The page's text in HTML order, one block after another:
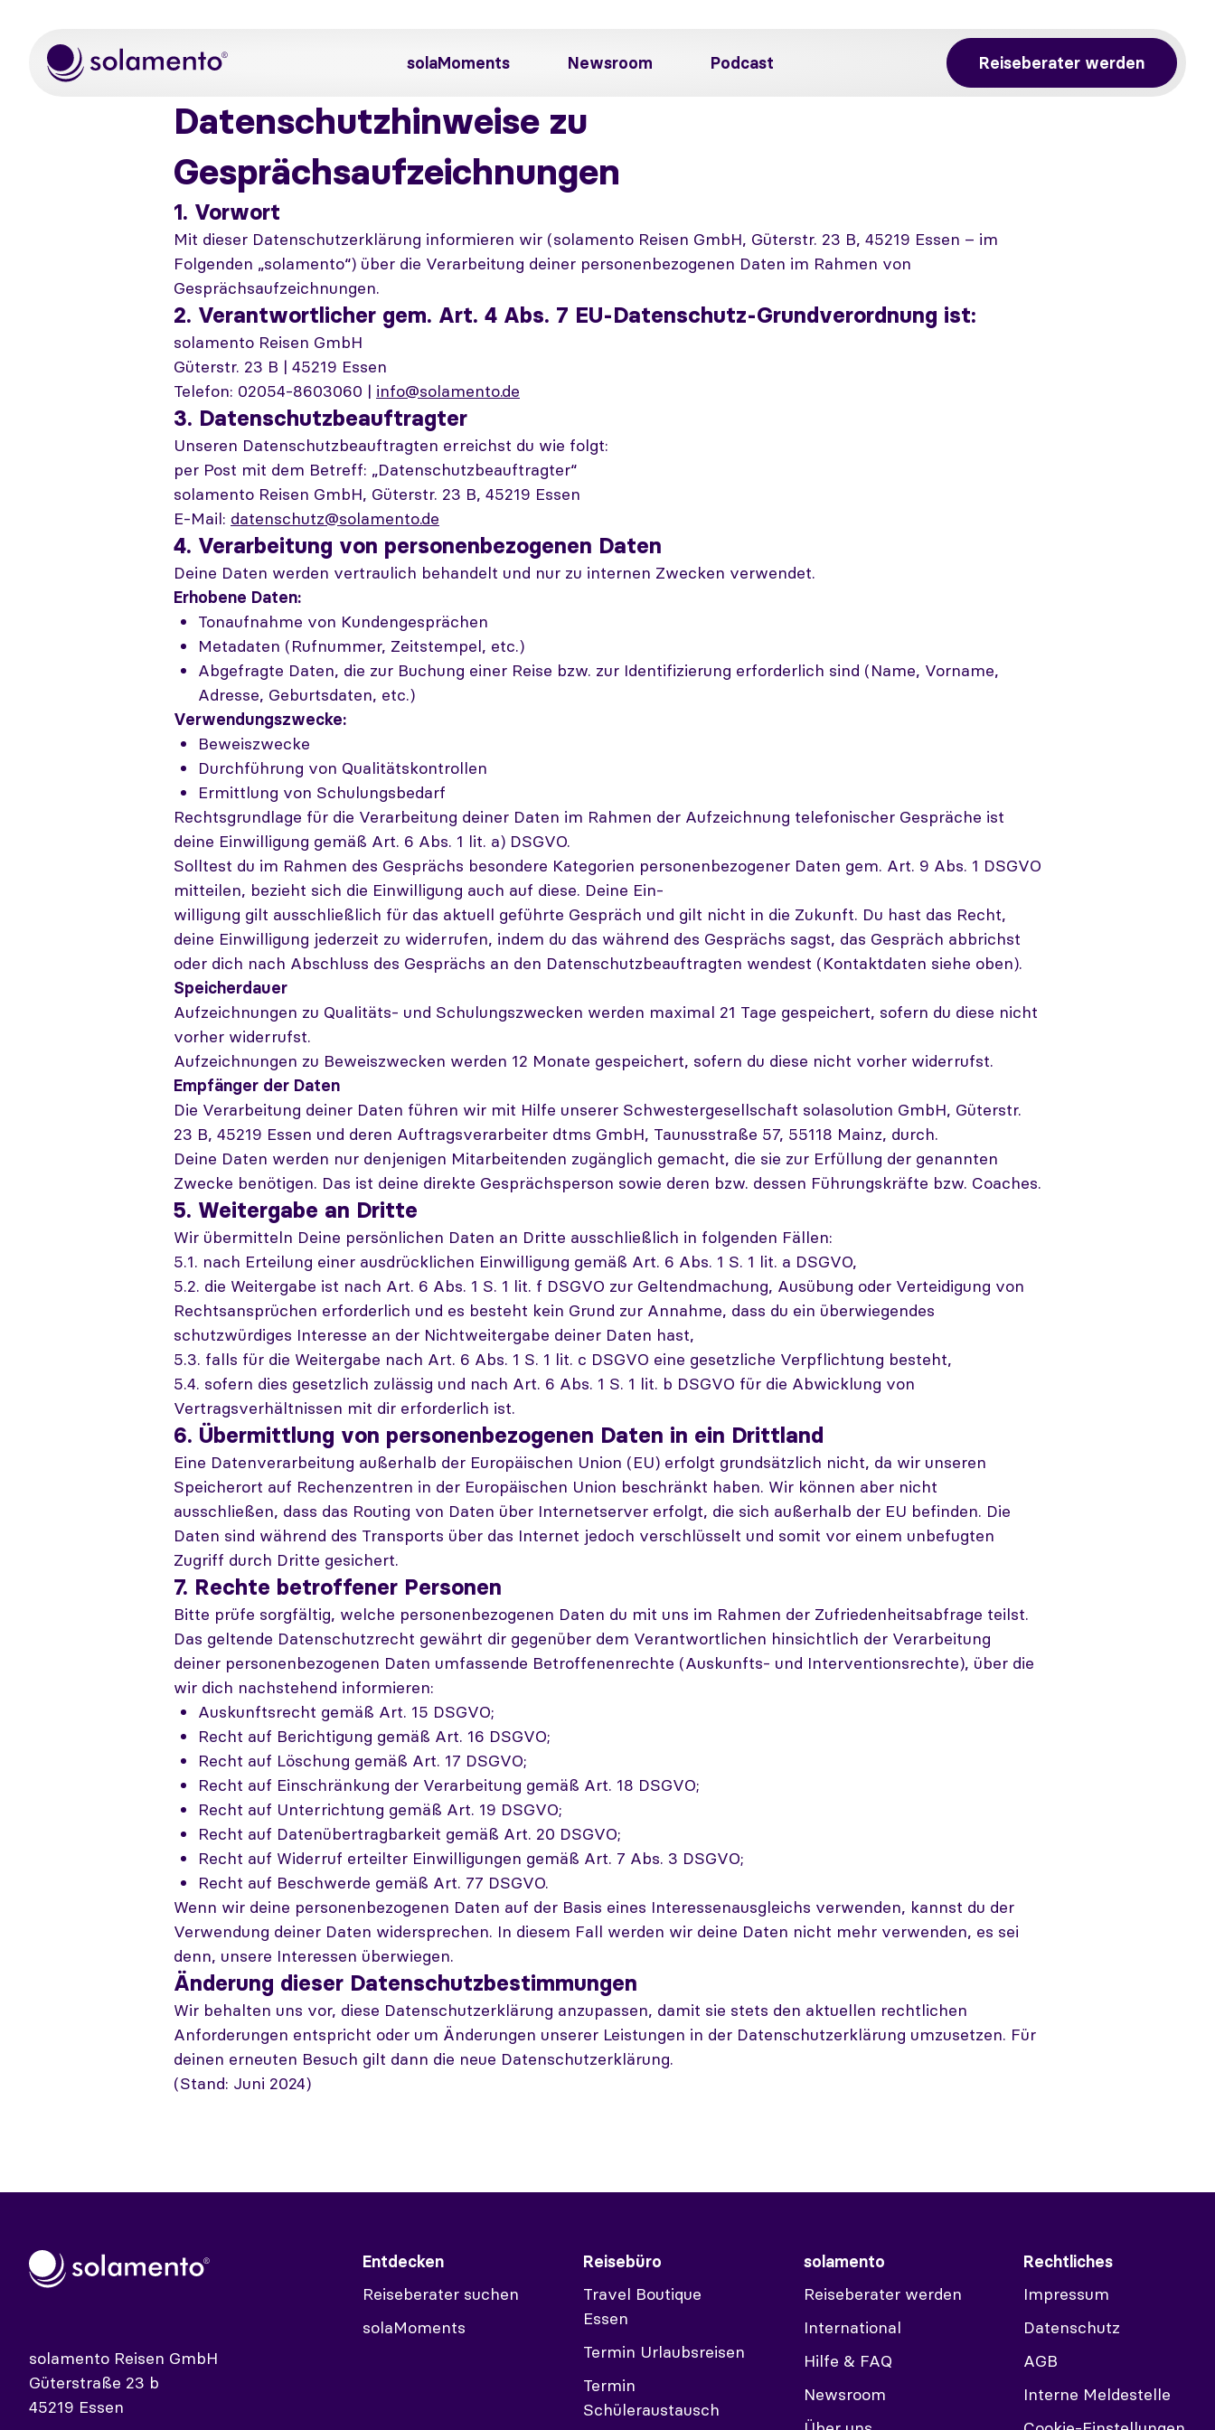
solaMoments Newsroom Podcast Reiseberater werden
Datenschutzhinweise zu
Gesprächsaufzeichnungen
1. Vorwort
Mit dieser Datenschutzerklärung informieren wir (solamento Reisen GmbH, Güterstr. 23 B, 45219 Essen – im
Folgenden „solamento“) über die Verarbeitung deiner personenbezogenen Daten im Rahmen von
Gesprächsaufzeichnungen.
2. Verantwortlicher gem. Art. 4 Abs. 7 EU-Datenschutz-Grundverordnung ist:
solamento Reisen GmbH
Güterstr. 23 B | 45219 Essen
Telefon: 02054-8603060 | info@solamento.de
3. Datenschutzbeauftragter
Unseren Datenschutzbeauftragten erreichst du wie folgt:
per Post mit dem Betreff: „Datenschutzbeauftragter“
solamento Reisen GmbH, Güterstr. 23 B, 45219 Essen
E-Mail: datenschutz@solamento.de
4. Verarbeitung von personenbezogenen Daten
Deine Daten werden vertraulich behandelt und nur zu internen Zwecken verwendet.
Erhobene Daten:
Tonaufnahme von Kundengesprächen
Metadaten (Rufnummer, Zeitstempel, etc.)
Abgefragte Daten, die zur Buchung einer Reise bzw. zur Identifizierung erforderlich sind (Name, Vorname,
Adresse, Geburtsdaten, etc.)
Verwendungszwecke:
Beweiszwecke
Durchführung von Qualitätskontrollen
Ermittlung von Schulungsbedarf
Rechtsgrundlage für die Verarbeitung deiner Daten im Rahmen der Aufzeichnung telefonischer Gespräche ist
deine Einwilligung gemäß Art. 6 Abs. 1 lit. a) DSGVO.
Solltest du im Rahmen des Gesprächs besondere Kategorien personenbezogener Daten gem. Art. 9 Abs. 1 DSGVO
mitteilen, bezieht sich die Einwilligung auch auf diese. Deine Ein-
willigung gilt ausschließlich für das aktuell geführte Gespräch und gilt nicht in die Zukunft. Du hast das Recht,
deine Einwilligung jederzeit zu widerrufen, indem du das während des Gesprächs sagst, das Gespräch abbrichst
oder dich nach Abschluss des Gesprächs an den Datenschutzbeauftragten wendest (Kontaktdaten siehe oben).
Speicherdauer
Aufzeichnungen zu Qualitäts- und Schulungszwecken werden maximal 21 Tage gespeichert, sofern du diese nicht
vorher widerrufst.
Aufzeichnungen zu Beweiszwecken werden 12 Monate gespeichert, sofern du diese nicht vorher widerrufst.
Empfänger der Daten
Die Verarbeitung deiner Daten führen wir mit Hilfe unserer Schwestergesellschaft solasolution GmbH, Güterstr.
23 B, 45219 Essen und deren Auftragsverarbeiter dtms GmbH, Taunusstraße 57, 55118 Mainz, durch.
Deine Daten werden nur denjenigen Mitarbeitenden zugänglich gemacht, die sie zur Erfüllung der genannten
Zwecke benötigen. Das ist deine direkte Gesprächsperson sowie deren bzw. dessen Führungskräfte bzw. Coaches.
5. Weitergabe an Dritte
Wir übermitteln Deine persönlichen Daten an Dritte ausschließlich in folgenden Fällen:
5.1. nach Erteilung einer ausdrücklichen Einwilligung gemäß Art. 6 Abs. 1 S. 1 lit. a DSGVO,
5.2. die Weitergabe ist nach Art. 6 Abs. 1 S. 1 lit. f DSGVO zur Geltendmachung, Ausübung oder Verteidigung von
Rechtsansprüchen erforderlich und es besteht kein Grund zur Annahme, dass du ein überwiegendes
schutzwürdiges Interesse an der Nichtweitergabe deiner Daten hast,
5.3. falls für die Weitergabe nach Art. 6 Abs. 1 S. 1 lit. c DSGVO eine gesetzliche Verpflichtung besteht,
5.4. sofern dies gesetzlich zulässig und nach Art. 6 Abs. 1 S. 1 lit. b DSGVO für die Abwicklung von
Vertragsverhältnissen mit dir erforderlich ist.
6. Übermittlung von personenbezogenen Daten in ein Drittland
Eine Datenverarbeitung außerhalb der Europäischen Union (EU) erfolgt grundsätzlich nicht, da wir unseren
Speicherort auf Rechenzentren in der Europäischen Union beschränkt haben. Wir können aber nicht
ausschließen, dass das Routing von Daten über Internetserver erfolgt, die sich außerhalb der EU befinden. Die
Daten sind während des Transports über das Internet jedoch verschlüsselt und somit vor einem unbefugten
Zugriff durch Dritte gesichert.
7. Rechte betroffener Personen
Bitte prüfe sorgfältig, welche personenbezogenen Daten du mit uns im Rahmen der Zufriedenheitsabfrage teilst.
Das geltende Datenschutzrecht gewährt dir gegenüber dem Verantwortlichen hinsichtlich der Verarbeitung
deiner personenbezogenen Daten umfassende Betroffenenrechte (Auskunfts- und Interventionsrechte), über die
wir dich nachstehend informieren:
Auskunftsrecht gemäß Art. 15 DSGVO;
Recht auf Berichtigung gemäß Art. 16 DSGVO;
Recht auf Löschung gemäß Art. 17 DSGVO;
Recht auf Einschränkung der Verarbeitung gemäß Art. 18 DSGVO;
Recht auf Unterrichtung gemäß Art. 19 DSGVO;
Recht auf Datenübertragbarkeit gemäß Art. 20 DSGVO;
Recht auf Widerruf erteilter Einwilligungen gemäß Art. 7 Abs. 3 DSGVO;
Recht auf Beschwerde gemäß Art. 77 DSGVO.
Wenn wir deine personenbezogenen Daten auf der Basis eines Interessenausgleichs verwenden, kannst du der
Verwendung deiner Daten widersprechen. In diesem Fall werden wir deine Daten nicht mehr verwenden, es sei
denn, unsere Interessen überwiegen.
Änderung dieser Datenschutzbestimmungen
Wir behalten uns vor, diese Datenschutzerklärung anzupassen, damit sie stets den aktuellen rechtlichen
Anforderungen entspricht oder um Änderungen unserer Leistungen in der Datenschutzerklärung umzusetzen. Für
deinen erneuten Besuch gilt dann die neue Datenschutzerklärung.
(Stand: Juni 2024)
solamento Reisen GmbH
Güterstraße 23 b
45219 Essen
Entdecken
Reiseberater suchen
solaMoments
Reisebüro
Travel Boutique
Essen
Termin Urlaubsreisen
Termin
Schüleraustausch
solamento
Reiseberater werden
International
Hilfe & FAQ
Newsroom
Rechtliches
Impressum
Datenschutz
AGB
Interne Meldestelle